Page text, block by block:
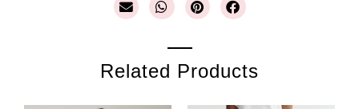
Related Products